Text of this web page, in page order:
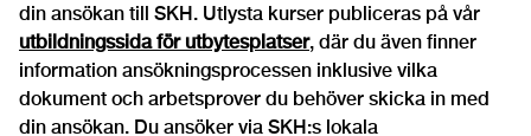
din ansökan till SKH. Utlysta kurser publiceras på vår
utbildningssida för utbytesplatser, där du även finner
information ansökningsprocessen inklusive vilka
dokument och arbetsprover du behöver skicka in med
din ansökan. Du ansöker via SKH:s lokala